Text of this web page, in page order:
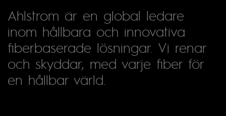
Ahlstrom är en global ledare
inom hållbara och innovativa
fiberbaserade lösningar. Vi renar
och skyddar, med varje fiber för
en hållbar värld.